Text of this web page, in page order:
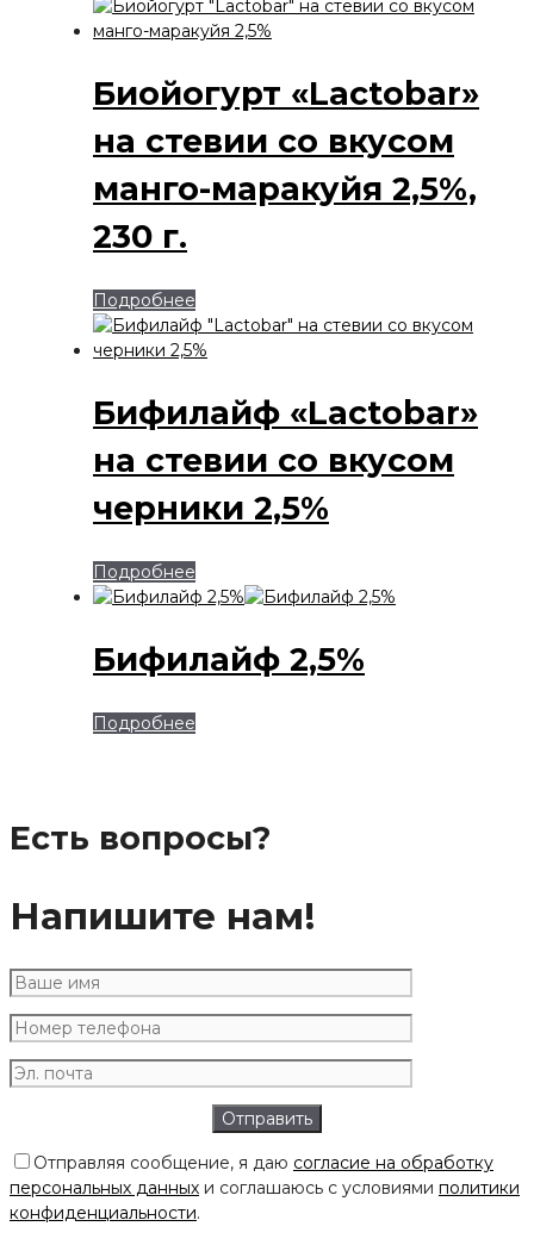
Биойогурт «Lactobar»
на стевии со вкусом
манго-маракуйя 2,5%,
230 г.
Подробнее
Бифилайф «Lactobar»
на стевии со вкусом
черники 2,5%
Подробнее
Бифилайф 2,5%
Подробнее
Есть вопросы?
Напишите нам!
Отправляя сообщение, я даю согласие на обработку
персональных данных и соглашаюсь с условиями политики
конфиденциальности.